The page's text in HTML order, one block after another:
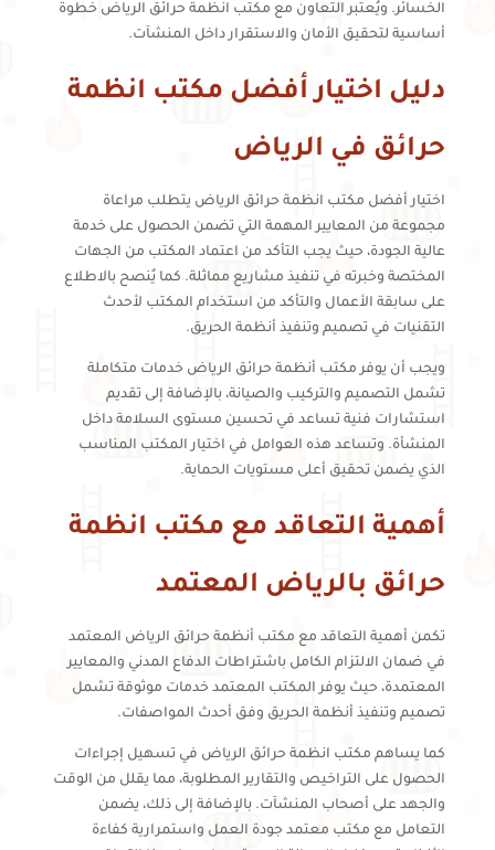
الخسائر. ويُعتبر التعاون مع مكتب انظمة حرائق الرياض خطوة
أساسية لتحقيق الأمان والاستقرار داخل المنشآت.
دليل اختيار أفضل مكتب انظمة
حرائق في الرياض
اختيار أفضل مكتب انظمة حرائق الرياض يتطلب مراعاة
مجموعة من المعايير المهمة التي تضمن الحصول على خدمة
عالية الجودة، حيث يجب التأكد من اعتماد المكتب من الجهات
المختصة وخبرته في تنفيذ مشاريع مماثلة. كما يُنصح بالاطلاع
على سابقة الأعمال والتأكد من استخدام المكتب لأحدث
التقنيات في تصميم وتنفيذ أنظمة الحريق.
ويجب أن يوفر مكتب أنظمة حرائق الرياض خدمات متكاملة
تشمل التصميم والتركيب والصيانة، بالإضافة إلى تقديم
استشارات فنية تساعد في تحسين مستوى السلامة داخل
المنشأة. وتساعد هذه العوامل في اختيار المكتب المناسب
الذي يضمن تحقيق أعلى مستويات الحماية.
أهمية التعاقد مع مكتب انظمة
حرائق بالرياض المعتمد
تكمن أهمية التعاقد مع مكتب أنظمة حرائق الرياض المعتمد
في ضمان الالتزام الكامل باشتراطات الدفاع المدني والمعايير
المعتمدة، حيث يوفر المكتب المعتمد خدمات موثوقة تشمل
تصميم وتنفيذ أنظمة الحريق وفق أحدث المواصفات.
كما يساهم مكتب انظمة حرائق الرياض في تسهيل إجراءات
الحصول على التراخيص والتقارير المطلوبة، مما يقلل من الوقت
والجهد على أصحاب المنشآت. بالإضافة إلى ذلك، يضمن
التعامل مع مكتب معتمد جودة العمل واستمرارية كفاءة